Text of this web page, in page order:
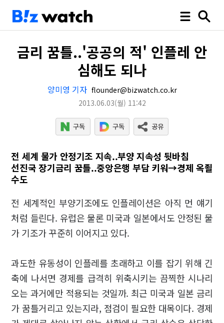
금리 꿈틀..'공공의 적' 인플레 안
심해도 되나
양미영 기자 flounder@bizwatch.co.kr
2013.06.03(월) 11:42
전 세계 물가 안정기조 지속..부양 지속성 뒷바침
선진국 장기금리 꿈틀..중앙은행 부담 키워→경제 옥죌
수도
전 세계적인 부양기조에도 인플레이션은 아직 먼 얘기
처럼 들린다. 유럽은 물론 미국과 일본에서도 안정된 물
가 기조가 꾸준히 이어지고 있다.
과도한 유동성이 인플레를 초래하고 이를 잡기 위해 긴
축에 나서면 경제를 급격히 위축시키는 끔찍한 시나리
오는 과거에만 적용되는 것일까. 최근 미국과 일본 금리
가 꿈틀거리고 있는지라, 점검이 필요한 대목이다. 경제